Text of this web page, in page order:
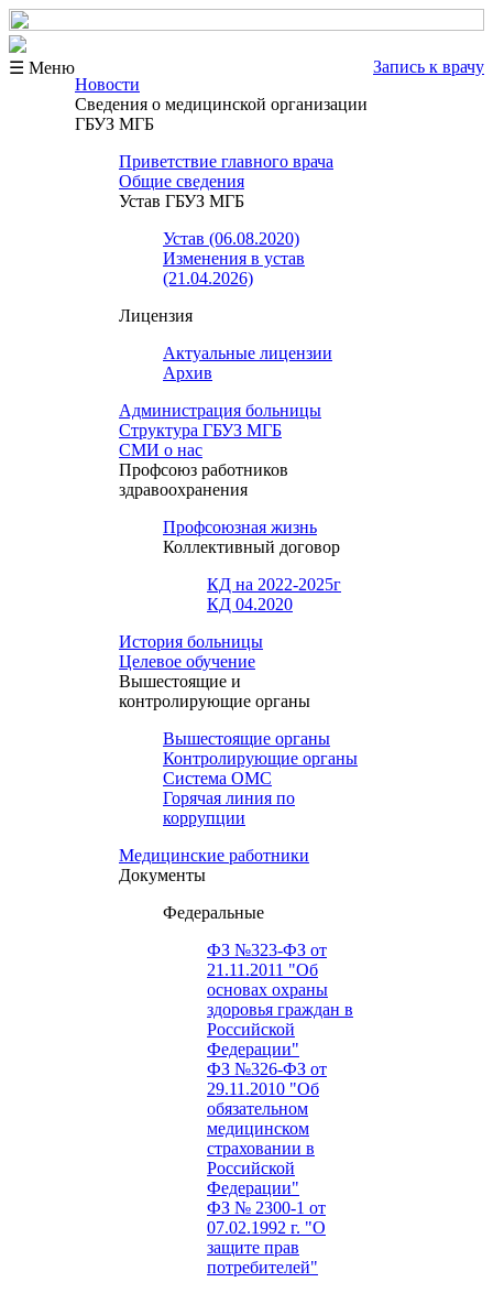
☰ Меню
Запись к врачу
Новости
Сведения о медицинской организации
ГБУЗ МГБ
Приветствие главного врача
Общие сведения
Устав ГБУЗ МГБ
Устав (06.08.2020)
Изменения в устав
(21.04.2026)
Лицензия
Актуальные лицензии
Архив
Администрация больницы
Структура ГБУЗ МГБ
СМИ о нас
Профсоюз работников
здравоохранения
Профсоюзная жизнь
Коллективный договор
КД на 2022-2025г
КД 04.2020
История больницы
Целевое обучение
Вышестоящие и
контролирующие органы
Вышестоящие органы
Контролирующие органы
Система ОМС
Горячая линия по
коррупции
Медицинские работники
Документы
Федеральные
ФЗ №323-ФЗ от
21.11.2011 "Об
основах охраны
здоровья граждан в
Российской
Федерации"
ФЗ №326-ФЗ от
29.11.2010 "Об
обязательном
медицинском
страховании в
Российской
Федерации"
ФЗ № 2300-1 от
07.02.1992 г. "О
защите прав
потребителей"